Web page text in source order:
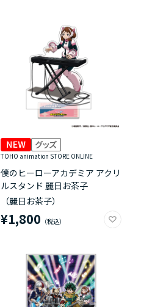
TOHO animation STORE ONLINE
僕のヒーローアカデミア アクリ
ルスタンド 麗日お茶子
（麗日お茶子）
¥1,800